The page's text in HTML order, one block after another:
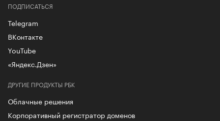
ДРУГИЕ ПРОДУКТЫ РБК
Облачные решения
Корпоративный регистратор доменов
ПОДПИСАТЬСЯ
Telegram
ВКонтакте
YouTube
«Яндекс.Дзен»